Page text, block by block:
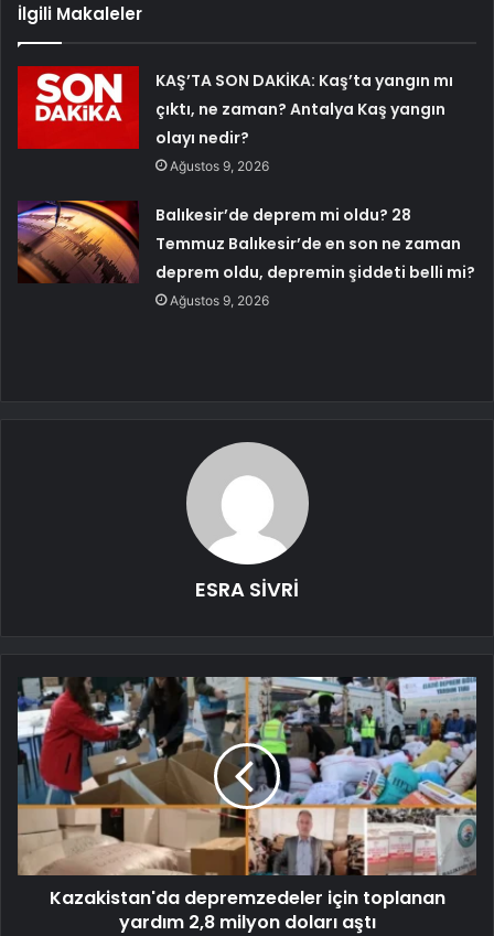
İlgili Makaleler
KAŞ’TA SON DAKİKA: Kaş’ta yangın mı
çıktı, ne zaman? Antalya Kaş yangın
olayı nedir?
Ağustos 9, 2026
Balıkesir’de deprem mi oldu? 28
Temmuz Balıkesir’de en son ne zaman
deprem oldu, depremin şiddeti belli mi?
Ağustos 9, 2026
ESRA SİVRİ
Kazakistan'da depremzedeler için toplanan
yardım 2,8 milyon doları aştı